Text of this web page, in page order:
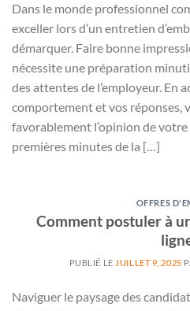
Dans le monde professionnel
exceller lors d’un entretien
démarquer. Faire bonne
nécessite une préparation
des attentes de l’employeur. En
comportement et vos réponses,
favorablement l’opinion de
premières minutes de la […]
OFFRES
Comment postuler à
PUBLIÉ LE JUILLET 9, 2025
Naviguer le paysage des